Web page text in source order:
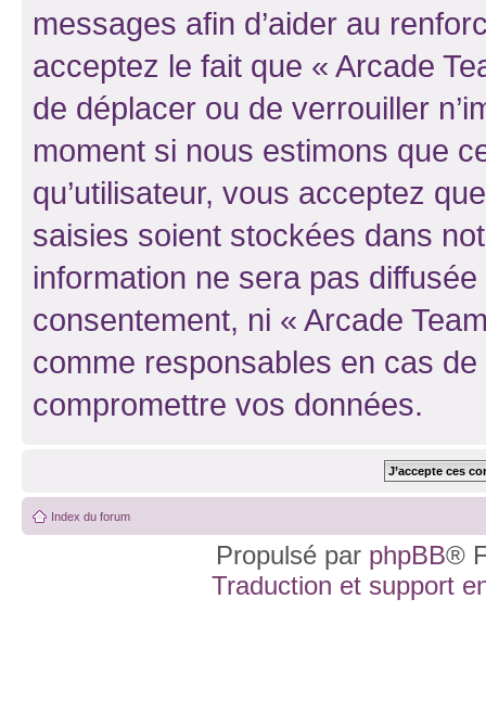
messages afin d’aider au
acceptez le fait que « Arcade
de déplacer ou de verrouiller
moment si nous estimons que
qu’utilisateur, vous acceptez
saisies soient stockées dans
information ne sera pas
consentement, ni « Arcade
comme responsables en cas
compromettre vos données.
Index du forum
Propulsé par phpBB®
Traduction et support